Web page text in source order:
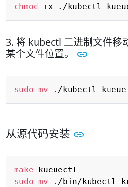
chmod
3. 将 kubectl 二进制文件移
某个文件位置。
sudo mv
从源代码安装
make
sudo mv